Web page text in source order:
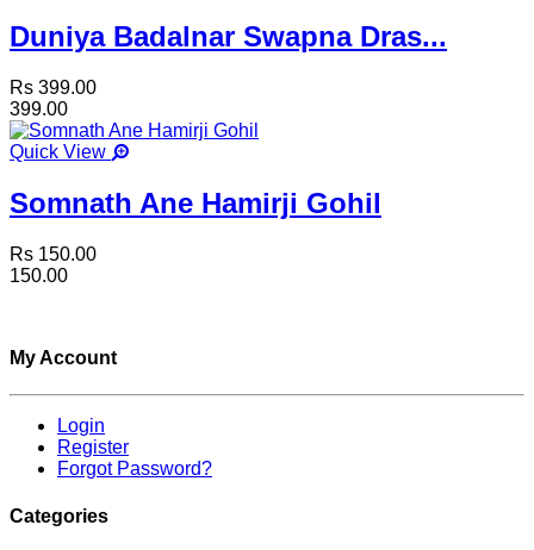
Duniya Badalnar Swapna Dras...
Rs 399.00
399.00
Quick View
Somnath Ane Hamirji Gohil
Rs 150.00
150.00
My Account
Login
Register
Forgot Password?
Categories